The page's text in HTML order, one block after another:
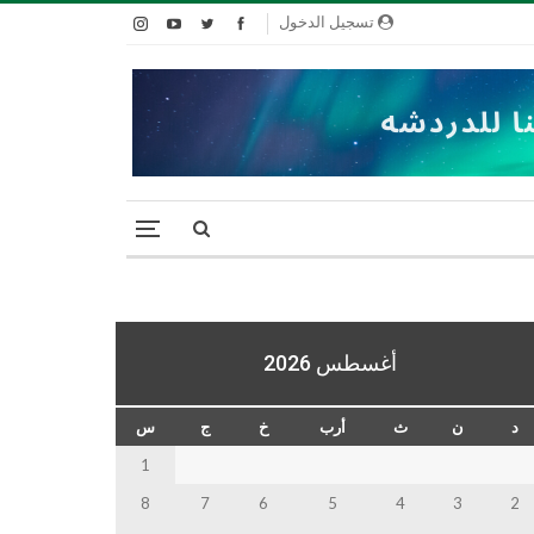
تسجيل الدخول
أغسطس 2026
د ن ث أرب خ ج
س
1
2
3
4
5
6
7
8